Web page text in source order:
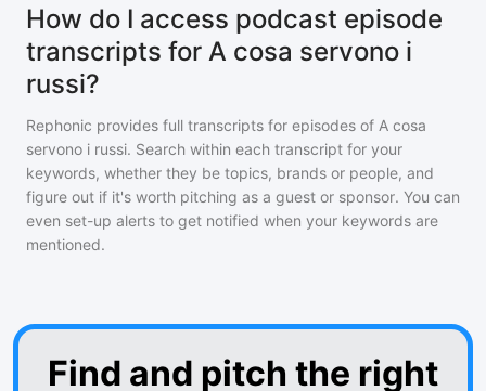
How do I access podcast episode
transcripts for A cosa servono i
russi?
Rephonic provides full transcripts for episodes of A cosa
servono i russi. Search within each transcript for your
keywords, whether they be topics, brands or people, and
figure out if it's worth pitching as a guest or sponsor. You can
even set-up alerts to get notified when your keywords are
mentioned.
Find and pitch the right